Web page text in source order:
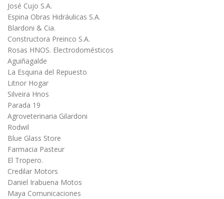
José Cujo S.A.
Espina Obras Hidráulicas S.A.
Blardoni & Cia.
Constructora Preinco S.A.
Rosas HNOS. Electrodomésticos
Aguiñagalde
La Esquina del Repuesto
Litnor Hogar
Silveira Hnos
Parada 19
Agroveterinaria Gilardoni
Rodwil
Blue Glass Store
Farmacia Pasteur
El Tropero.
Credilar Motors
Daniel Irabuena Motos
Maya Comunicaciones